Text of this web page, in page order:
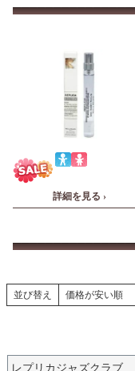
詳細を見る ›
並び替え 価格が安い順
レプリカジャズクラブ